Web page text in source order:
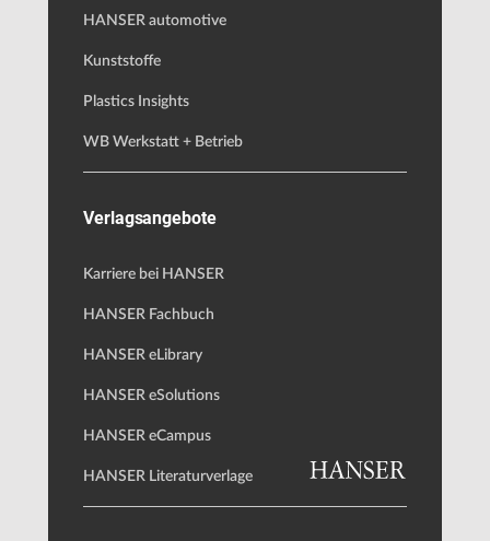
HANSER automotive
Kunststoffe
Plastics Insights
WB Werkstatt + Betrieb
Verlagsangebote
Karriere bei HANSER
HANSER Fachbuch
HANSER eLibrary
HANSER eSolutions
HANSER eCampus
HANSER Literaturverlage